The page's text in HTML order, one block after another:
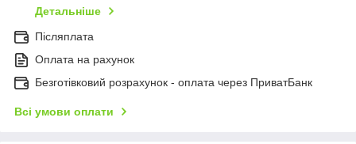
Детальніше
Післяплата
Оплата на рахунок
Безготівковий розрахунок - оплата через ПриватБанк
Всі умови оплати